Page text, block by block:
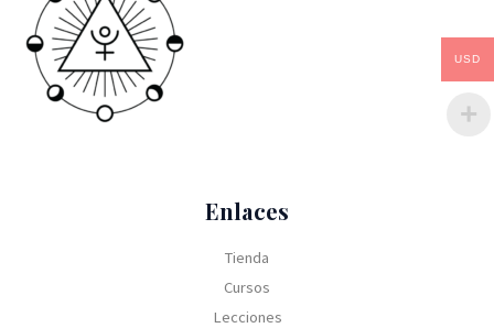
Enlaces
Tienda
Cursos
Lecciones
USD